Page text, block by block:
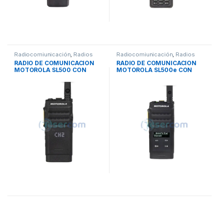
Radiocomiunicación Radios
RADIO DE COMUNICACION
MOTOROLA SL500 CON
DIGITAL, VHF – UHF
Radiocomiunicación Radios
RADIO DE COMUNICACION
MOTOROLA SL500e CON